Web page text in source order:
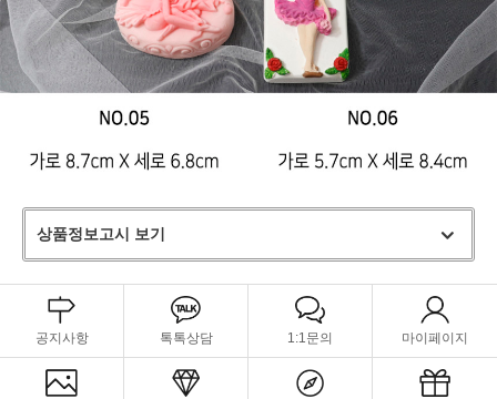
상품정보고시 보기
공지사항 톡톡상담 1:1문의 마이페이지